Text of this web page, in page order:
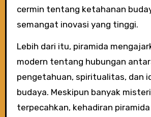
cermin tentang ketahanan
semangat inovasi yang tinggi.
Lebih dari itu, piramida
modern tentang hubungan
pengetahuan, spiritualitas, dan
budaya. Meskipun banyak
terpecahkan, kehadiran